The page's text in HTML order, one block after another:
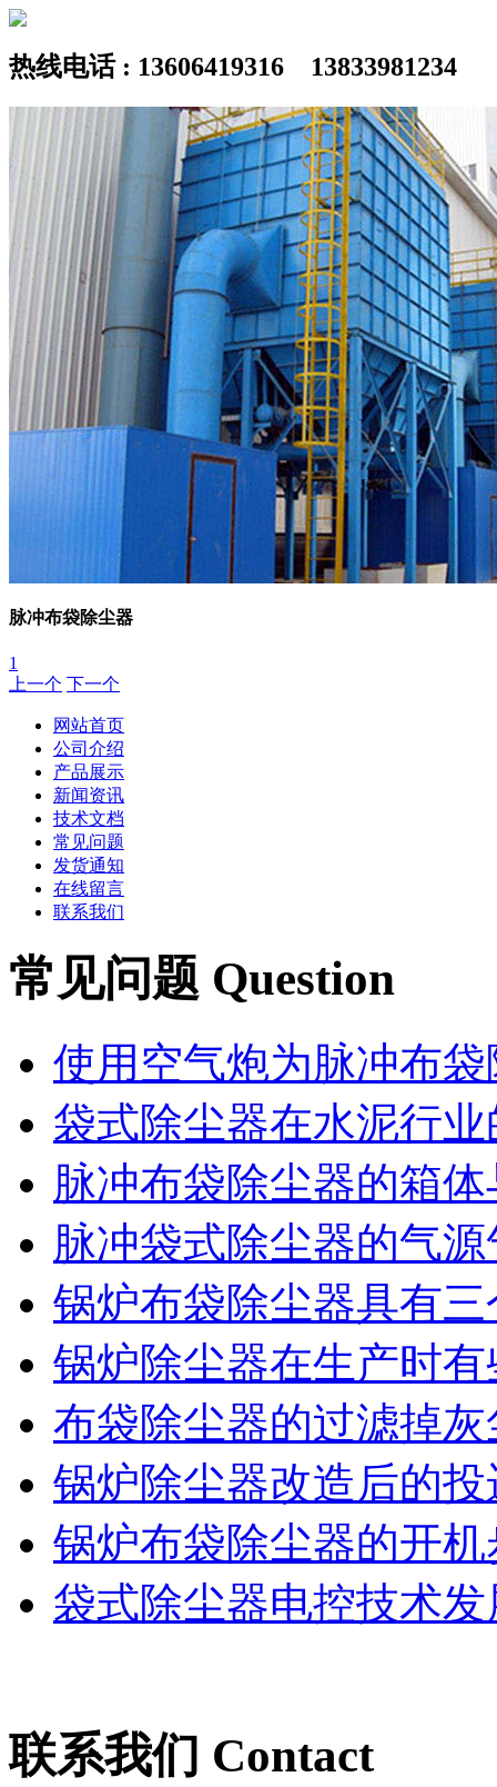
热线电话 : 13606419316 13833981234
脉冲布袋除尘器
1
上一个 下一个
网站首页
公司介绍
产品展示
新闻资讯
技术文档
常见问题
发货通知
在线留言
联系我们
常见问题 Question
使用空气炮为脉冲布
袋式除尘器在水泥行
脉冲布袋除尘器的箱
脉冲袋式除尘器的气
锅炉布袋除尘器具有
锅炉除尘器在生产时
布袋除尘器的过滤掉
锅炉除尘器改造后的
锅炉布袋除尘器的开机
袋式除尘器电控技术发
联系我们 Contact